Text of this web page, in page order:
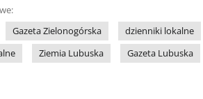
Gazeta Zielonogórska dzienniki lokalne
Ziemia Lubuska Gazeta Lubuska